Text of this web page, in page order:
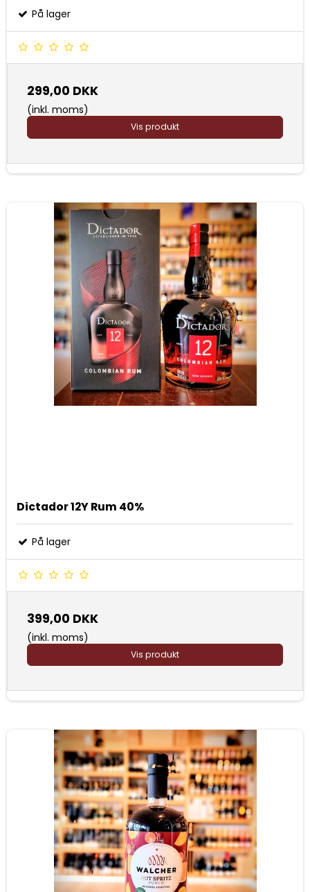
På lager
299,00 DKK
(inkl. moms)
Vis produkt
Dictador 12Y Rum 40%
På lager
399,00 DKK
(inkl. moms)
Vis produkt